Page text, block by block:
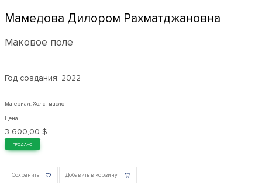
Мамедова Дилором Рахматджановна
Маковое поле
Год создания: 2022
Материал: Холст, масло
Цена
3 600,00 $
ПРОДАНО
Сохранить Добавить в корзину